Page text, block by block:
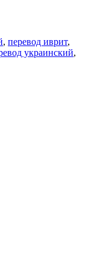
, перевод иврит,
украинский,